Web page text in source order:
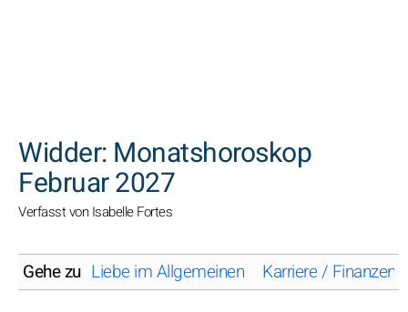
Widder: Monatshoroskop
Februar 2027
Verfasst von Isabelle Fortes
Gehe zu Liebe im Allgemeinen Karriere / Finanzen